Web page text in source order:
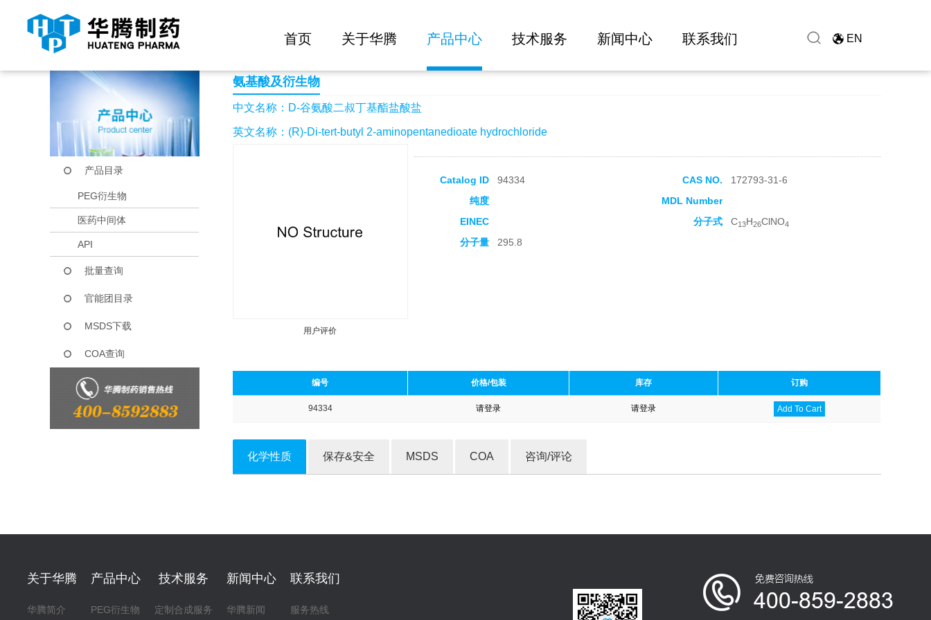
首页 关于华腾 产品中心 技术服务 新闻中心 联系我们 EN
当前位置： 首页 产品中心 D-谷氨酸二叔丁基酯盐酸盐
产品目录
PEG衍生物
医药中间体
API
批量查询
官能团目录
MSDS下载
COA查询
氨基酸及衍生物
中文名称：D-谷氨酸二叔丁基酯盐酸盐
英文名称：(R)-Di-tert-butyl 2-aminopentanedioate hydrochloride
用户评价
Catalog ID 94334 CAS NO.
172793-31-6
纯度
MDL Number
EINEC
分子式 C13H26ClNO4
分子量 295.8
编号 价格/包装 库存 订购
94334 请登录 请登录 Add To Cart
化学性质 保存&安全 MSDS COA 咨询/评论
关于华腾
华腾简介
产品中心
PEG衍生物
技术服务
定制合成服务
新闻中心
华腾新闻
联系我们
服务热线